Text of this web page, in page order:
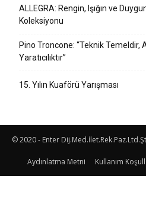
ALLEGRA: Rengin, Işığın ve
Koleksiyonu
Pino Troncone: “Teknik Temeldir,
Yaratıcılıktır”
15. Yılın Kuaförü Yarışması
© 2020 - Enter
Aydınlatma Metni Kullanım